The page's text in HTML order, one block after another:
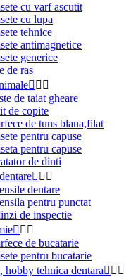
cu varf ascutit
cu lupa
tehnice
antimagnetice
generice
de ras
  
de taiat gheare
de copite
de tuns blana,filat
pentru capuse
pentru capuse
de dinti
  
dentare
pentru punctat
de inspectie
  
de bucatarie
pentru bucatarie
hobby tehnica dentara  